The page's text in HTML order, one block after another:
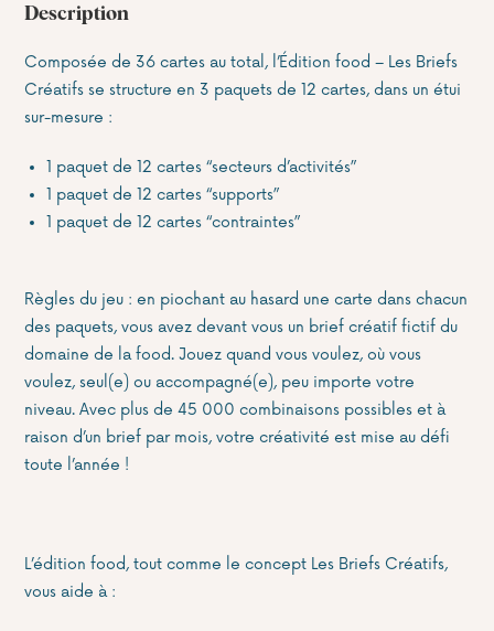
Description
Composée de 36 cartes au total, l’Édition food – Les Briefs
Créatifs se structure en 3 paquets de 12 cartes, dans un étui
sur-mesure :
1 paquet de 12 cartes “secteurs d’activités”
1 paquet de 12 cartes “supports”
1 paquet de 12 cartes “contraintes”
Règles du jeu : en piochant au hasard une carte dans chacun
des paquets, vous avez devant vous un brief créatif fictif du
domaine de la food. Jouez quand vous voulez, où vous
voulez, seul(e) ou accompagné(e), peu importe votre
niveau. Avec plus de 45 000 combinaisons possibles et à
raison d’un brief par mois, votre créativité est mise au défi
toute l’année !
L’édition food, tout comme le concept Les Briefs Créatifs,
vous aide à :